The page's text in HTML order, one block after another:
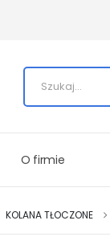
O firmie
KOLANA TŁOCZONE